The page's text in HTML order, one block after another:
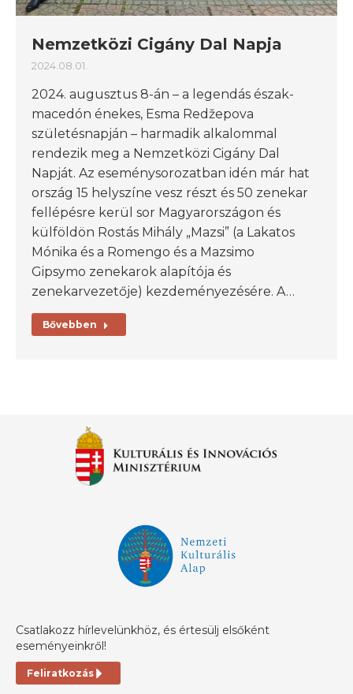
Nemzetközi Cigány Dal Napja
2024.08.01.
2024. augusztus 8-án – a legendás észak-
macedón énekes, Esma Redžepova
születésnapján – harmadik alkalommal
rendezik meg a Nemzetközi Cigány Dal
Napját. Az eseménysorozatban idén már hat
ország 15 helyszíne vesz részt és 50 zenekar
fellépésre kerül sor Magyarországon és
külföldön Rostás Mihály „Mazsi” (a Lakatos
Mónika és a Romengo és a Mazsimo
Gipsymo zenekarok alapítója és
zenekarvezetője) kezdeményezésére. A…
Bővebben
Csatlakozz hírlevelünkhöz, és értesülj elsőként
eseményeinkről!
Feliratkozás